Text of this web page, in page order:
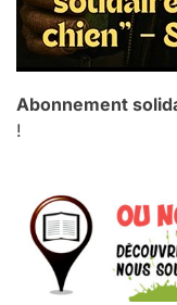
Abonnement
!